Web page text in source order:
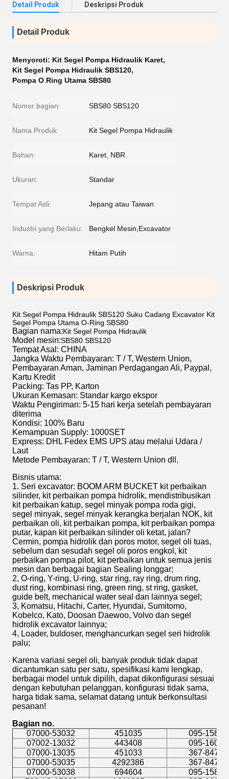
Detail Produk Deskripsi Produk
Detail Produk
Menyoroti: Kit Segel Pompa Hidraulik Karet,
Kit Segel Pompa Hidraulik SBS120,
Pompa O Ring Utama SBS80
Nomor bagian: SBS80 SBS120
Nama Produk: Kit Segel Pompa Hidraulik
Bahan: Karet, NBR
Ukuran: Standar
Tempat Asli: Jepang atau Taiwan
Industri yang Berlaku: Bengkel Mesin,Excavator
Warna: Hitam Putih
Deskripsi Produk
Kit Segel Pompa Hidraulik SBS120 Suku Cadang Excavator Kit
Segel Pompa Utama O-Ring SBS80
Bagian nama:Kit Segel Pompa Hidraulik
Model mesin:SBS80 SBS120
Tempat Asal: CHINA
Jangka Waktu Pembayaran: T / T, Western Union,
Pembayaran Aman, Jaminan Perdagangan Ali, Paypal,
Kartu Kredit
Packing: Tas PP, Karton
Ukuran Kemasan: Standar kargo ekspor
Waktu Pengiriman: 5-15 hari kerja setelah pembayaran
diterima
Kondisi: 100% Baru
Kemampuan Supply: 1000SET
Express: DHL Fedex EMS UPS atau melalui Udara /
Laut
Metode Pembayaran: T / T, Western Union dll.
Bisnis utama:
1. Seri excavator: BOOM ARM BUCKET kit perbaikan
silinder, kit perbaikan pompa hidrolik, mendistribusikan
kit perbaikan katup, segel minyak pompa roda gigi,
segel minyak, segel minyak kerangka berjalan NOK, kit
perbaikan oli, kit perbaikan pompa, kit perbaikan pompa
putar, kapan kit perbaikan silinder oli ketat, jalan?
Cermin, pompa hidrolik dan poros motor, segel oli tuas,
sebelum dan sesudah segel oli poros engkol, kit
perbaikan pompa pilot, kit perbaikan untuk semua jenis
mesin dan berbagai bagian Sealing longgar;
2, O-ring, Y-ring, U-ring, star ring, ray ring, drum ring,
dust ring, kombinasi ring, green ring, st ring, gasket,
guide belt, mechanical water seal dan lainnya segel;
3, Komatsu, Hitachi, Carter, Hyundai, Sumitomo,
Kobelco, Kato, Doosan Daewoo, Volvo dan segel
hidrolik excavator lainnya;
4, Loader, buldoser, menghancurkan segel seri hidrolik
palu;
Karena variasi segel oli, banyak produk tidak dapat
dicantumkan satu per satu, spesifikasi kami lengkap,
berbagai model untuk dipilih, dapat dikonfigurasi sesuai
dengan kebutuhan pelanggan, konfigurasi tidak sama,
harga tidak sama, selamat datang untuk berkonsultasi
pesanan!
Bagian no.
07000-53032
451035
095-1586
07002-13032
443408
095-1608
07000-13035
451033
367-8471
07000-53035
4292386
367-8472
07000-53038
694604
095-1587